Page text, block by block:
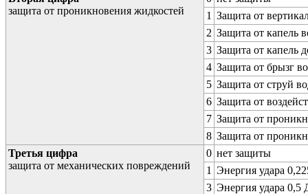
защита от проникновения жидкостей
1 Защита от
2 Защита от капель
3 Защита от капель
4 Защита от брызг
5 Защита от струй
6 Защита от
7 Защита от
8 Защита от
Третья цифра
защита от механических повреждений
0 нет защиты
1 Энергия удара
3 Энергия удара 0,5